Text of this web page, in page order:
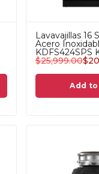
Lavavajillas 16
Acero
KDFS424SPS
$25,999.00$
Add